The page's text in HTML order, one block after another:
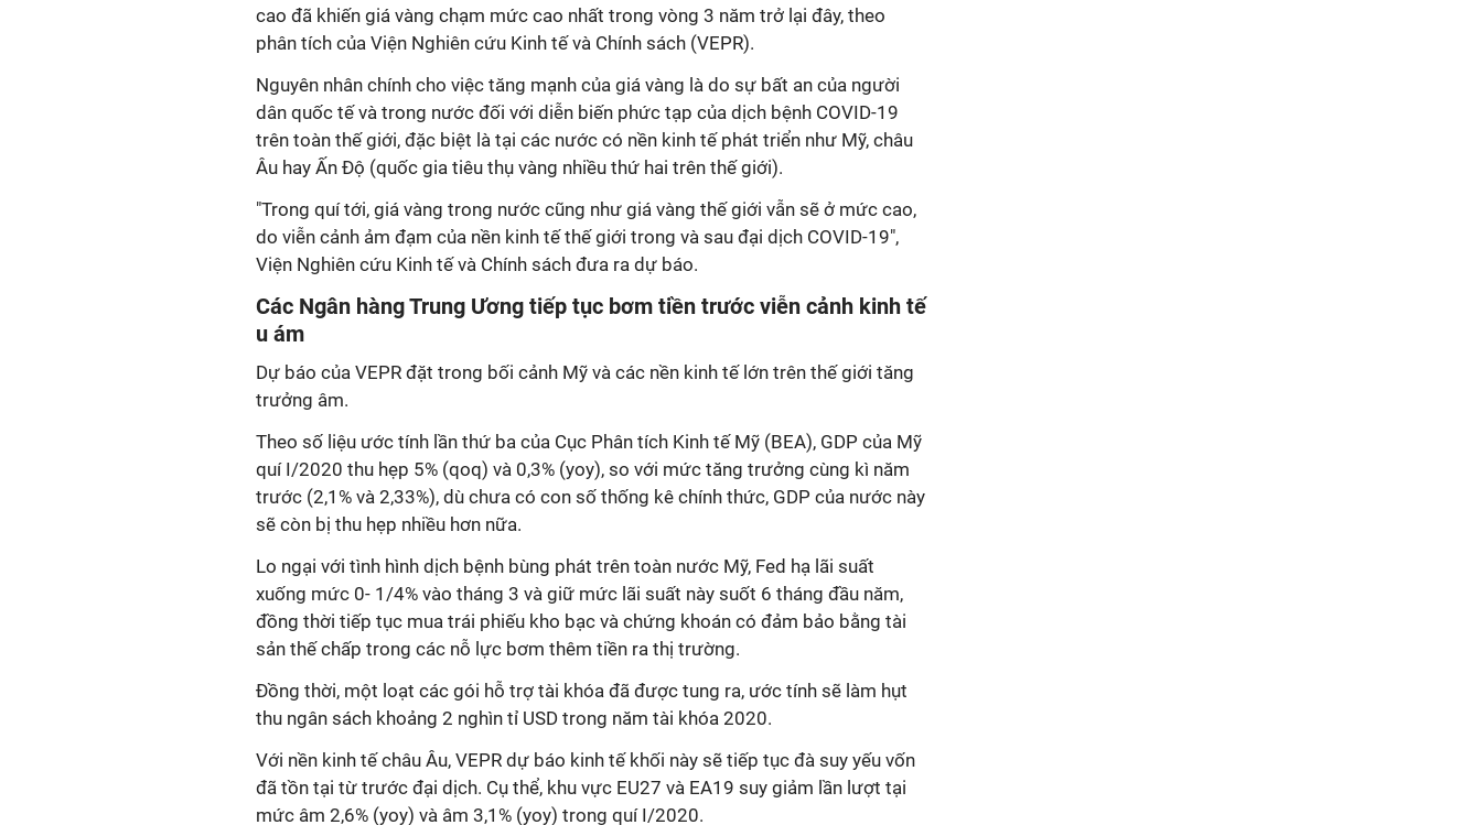
cao đã khiến giá vàng chạm mức cao nhất trong vòng 3 năm trở lại đây, theo
phân tích của Viện Nghiên cứu Kinh tế và Chính sách (VEPR).
Nguyên nhân chính cho việc tăng mạnh của giá vàng là do sự bất an của người
dân quốc tế và trong nước đối với diễn biến phức tạp của dịch bệnh COVID-19
trên toàn thế giới, đặc biệt là tại các nước có nền kinh tế phát triển như Mỹ, châu
Âu hay Ấn Độ (quốc gia tiêu thụ vàng nhiều thứ hai trên thế giới).
"Trong quí tới, giá vàng trong nước cũng như giá vàng thế giới vẫn sẽ ở mức cao,
do viễn cảnh ảm đạm của nền kinh tế thế giới trong và sau đại dịch COVID-19",
Viện Nghiên cứu Kinh tế và Chính sách đưa ra dự báo.
Các Ngân hàng Trung Ương tiếp tục bơm tiền trước viễn cảnh kinh tế
u ám
Dự báo của VEPR đặt trong bối cảnh Mỹ và các nền kinh tế lớn trên thế giới tăng
trưởng âm.
Theo số liệu ước tính lần thứ ba của Cục Phân tích Kinh tế Mỹ (BEA), GDP
của
Mỹ quí I/2020 thu hẹp 5% (qoq) và 0,3% (yoy), so với mức tăng trưởng cùng kì
năm trước (2,1% và 2,33%), dù chưa có con số thống kê chính thức, GDP của
nước này sẽ còn bị thu hẹp nhiều hơn nữa.
Lo ngại với tình hình dịch bệnh bùng phát trên toàn nước Mỹ, Fed hạ lãi suất
xuống mức 0- 1/4% vào tháng 3 và giữ mức lãi suất này suốt 6 tháng đầu năm,
đồng thời tiếp tục mua trái phiếu kho bạc và chứng khoán có đảm bảo bằng tài
sản thế chấp trong các nỗ lực bơm thêm tiền ra thị trường.
Đồng thời, một loạt các gói hỗ trợ tài khóa đã được tung ra, ước tính sẽ làm hụt
thu ngân sách khoảng 2 nghìn tỉ USD trong năm tài khóa 2020.
Với nền kinh tế châu Âu, VEPR dự báo kinh tế khối này sẽ tiếp tục đà suy yếu vốn
đã tồn tại từ trước đại dịch. Cụ thể, khu vực EU27 và EA19 suy giảm lần lượt tại
mức âm 2,6% (yoy) và âm 3,1% (yoy) trong quí I/2020.